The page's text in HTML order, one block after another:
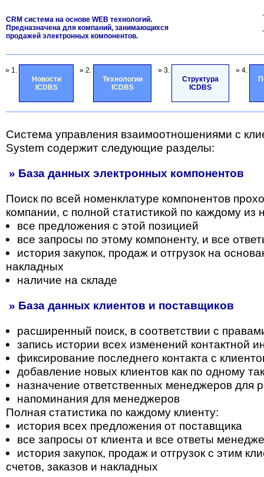
CRM система на основе WEB технологий.
Предназначена для компаний, занимающихся
продажей электронных компонентов.
» 1.
Новости
ICDBS
» 2.
Технологии
ICDBS
» 3.
Структура
ICDBS
» 4.
Система управления взаимоотношениями с
System содержит следующие разделы:
» База данных электронных компонентов
Поиск по всей номенклатуре компонентов
компании, с полной статистикой по каждому из
все предложения с этой позицией
все запросы по этому компоненту, и все
история закупок, продаж и отгрузок на
накладных
наличие на складе
» База данных клиентов и поставщиков
расширенный поиск, в соответствии с
запись истории всех изменений контактной
фиксирование последнего контакта с
добавление новых клиентов как по одному
назначение ответственных менеджеров для
напоминания для менеджеров
Полная статистика по каждому клиенту:
история всех предложения от поставщика
все запросы от клиента и все ответы
история закупок, продаж и отгрузок с этим
счетов, заказов и накладных